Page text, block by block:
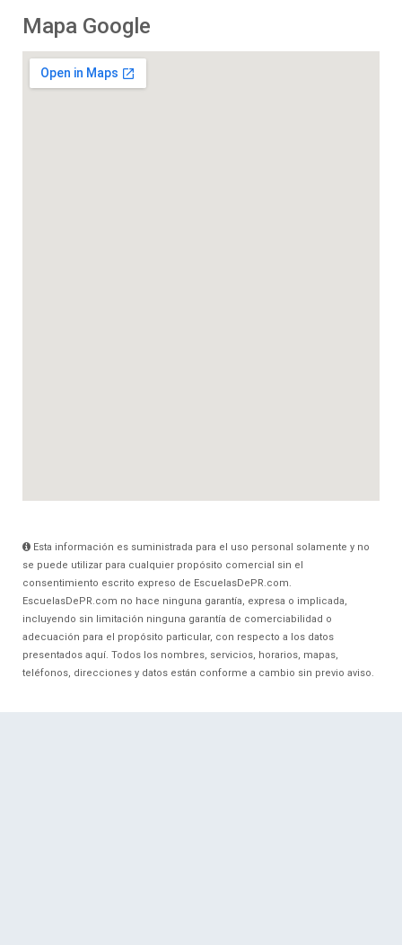
Mapa Google
Esta información es suministrada para el uso personal solamente y no
se puede utilizar para cualquier propósito comercial sin el
consentimiento escrito expreso de EscuelasDePR.com.
EscuelasDePR.com no hace ninguna garantía, expresa o implicada,
incluyendo sin limitación ninguna garantía de comerciabilidad o
adecuación para el propósito particular, con respecto a los datos
presentados aquí. Todos los nombres, servicios, horarios, mapas,
teléfonos, direcciones y datos están conforme a cambio sin previo aviso.